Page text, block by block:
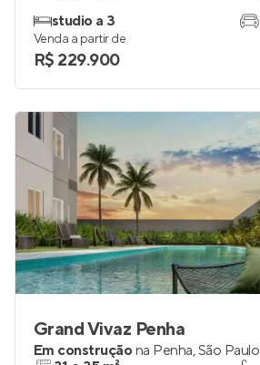
studio a 3
Venda a partir de
R$ 229.900
Grand Vivaz Penha
Em construçãona Penha,São Paulo